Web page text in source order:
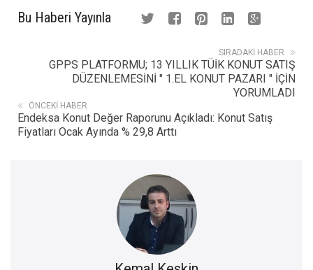
Bu Haberi Yayınla
SIRADAKI HABER
GPPS PLATFORMU; 13 YILLIK TÜİK KONUT SATIŞ
DÜZENLEMESİNİ " 1.EL KONUT PAZARI " İÇİN
YORUMLADI
ÖNCEKI HABER
Endeksa Konut Değer Raporunu Açıkladı: Konut Satış
Fiyatları Ocak Ayında % 29,8 Arttı